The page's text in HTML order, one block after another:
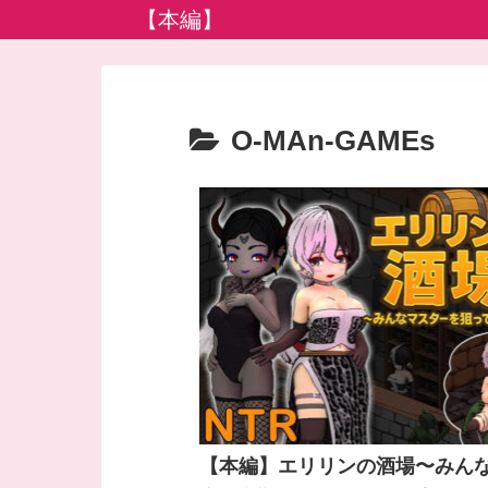
【本編】
O-MAn-GAMEs
【本編】エリリンの酒場〜みん